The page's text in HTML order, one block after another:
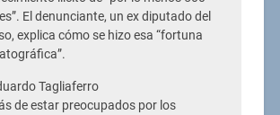
El denunciante, un ex diputado del
explica cómo se hizo esa “fortuna
Tagliaferro
de estar preocupados por los